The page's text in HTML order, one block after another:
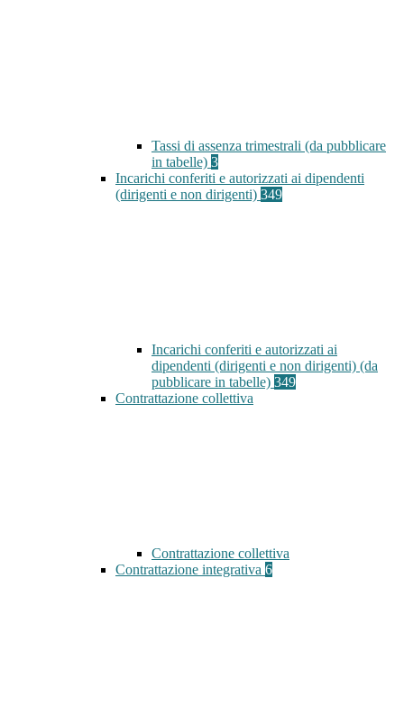
Tassi di assenza trimestrali (da pubblicare
in tabelle) 3
Incarichi conferiti e autorizzati ai dipendenti
(dirigenti e non dirigenti) 349
Incarichi conferiti e autorizzati ai
dipendenti (dirigenti e non dirigenti) (da
pubblicare in tabelle) 349
Contrattazione collettiva
Contrattazione collettiva
Contrattazione integrativa 6